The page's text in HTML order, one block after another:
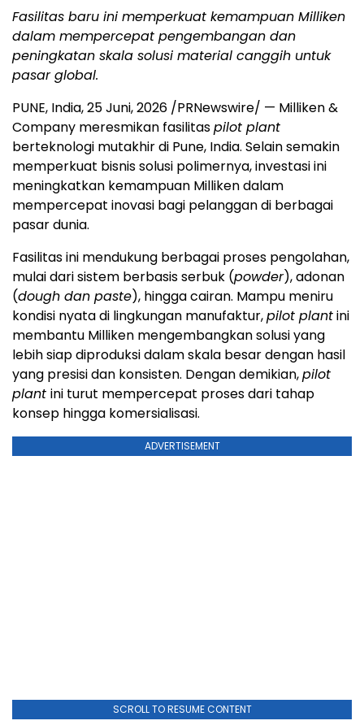
Fasilitas baru ini memperkuat kemampuan Milliken
dalam mempercepat pengembangan dan
peningkatan skala solusi material canggih untuk
pasar global.
PUNE, India,25 Juni, 2026 /PRNewswire/ — Milliken &
Company meresmikan fasilitaspilot plant
berteknologi mutakhir di Pune, India. Selain semakin
memperkuat bisnis solusi polimernya, investasi ini
meningkatkan kemampuan Milliken dalam
mempercepat inovasi bagi pelanggan di berbagai
pasar dunia.
Fasilitas ini mendukung berbagai proses pengolahan,
mulai dari sistem berbasis serbuk (powder), adonan
(dough dan paste), hingga cairan. Mampu meniru
kondisi nyata di lingkungan manufaktur,pilot plantini
membantu Milliken mengembangkan solusi yang
lebih siap diproduksi dalam skala besar dengan hasil
yang presisi dan konsisten. Dengan demikian,pilot
plant ini turut mempercepat proses dari tahap
konsep hingga komersialisasi.
ADVERTISEMENT
SCROLL TO RESUME CONTENT